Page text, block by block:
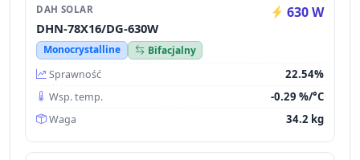
DAH SOLAR 630 W
DHN-78X16/DG-630W
Monocrystalline
Bifacjalny
Sprawność
22.54%
Wsp. temp. -0.29 %/°C
Waga 34.2 kg